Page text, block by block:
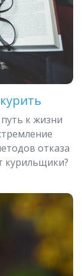
к жизни
отказа
курильщики?